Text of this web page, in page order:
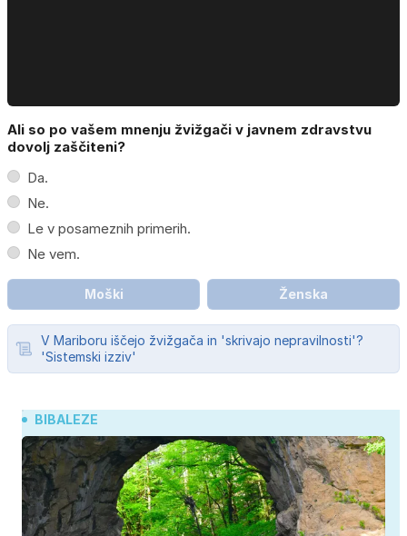
Ali so po vašem mnenju žvižgači v javnem zdravstvu
dovolj zaščiteni?
Da.
Ne.
Le v posameznih primerih.
Ne vem.
Moški Ženska
V Mariboru iščejo žvižgača in 'skrivajo nepravilnosti'?
'Sistemski izziv'
BIBALEZE